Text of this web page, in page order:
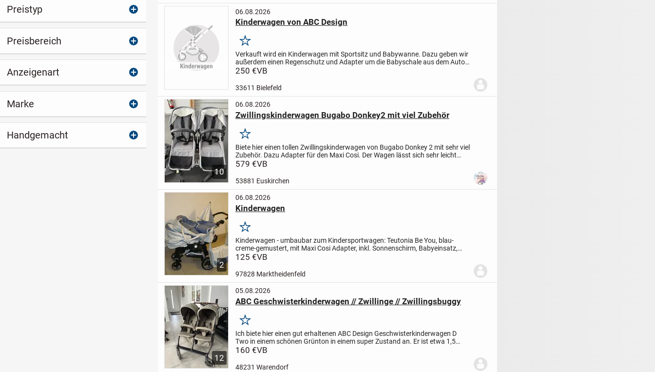
06.08.2026
Kinderwagen von ABC Design
Merken
Verkauft wird ein Kinderwagen mit Sportsitz und Babywanne. Dazu geben wir
außerdem einen Regenschutz und Adapter um die Babyschale aus dem Auto
direkt zu befestigenden.
250 €VB
33611 Bielefeld
10
06.08.2026
Zwillingskinderwagen Bugabo Donkey2 mit viel Zubehör
Merken
Biete hier einen tollen Zwillingskinderwagen von Bugabo Donkey 2 mit sehr viel
Zubehör. Dazu Adapter für den Maxi Cosi. Der Wagen lässt sich sehr leicht
fahren, einfach zusammen klappbar. Die Farbe...
579 €VB
53881 Euskirchen
2
06.08.2026
Kinderwagen
Merken
Kinderwagen - umbaubar zum Kindersportwagen: Teutonia Be You, blau-
creme-gemustert, mit Maxi Cosi Adapter, inkl. Sonnenschirm, Babyeinsatz,
Regenschutz, Tragetasche, sehr gut erhalten, unverbindliche...
125 €VB
97828 Marktheidenfeld
12
05.08.2026
ABC Geschwisterkinderwagen // Zwillinge // Zwillingsbuggy
Merken
Ich biete hier einen gut erhaltenen ABC Design Geschwisterkinderwagen D
Two in einem schönen Grünton in einem super Zustand an. Er ist etwa 1,5
Jahre alt und hat uns treue Dienste geleistet. Dieser...
160 €VB
48231 Warendorf
Preistyp
Preisbereich
Anzeigenart
Marke
Handgemacht